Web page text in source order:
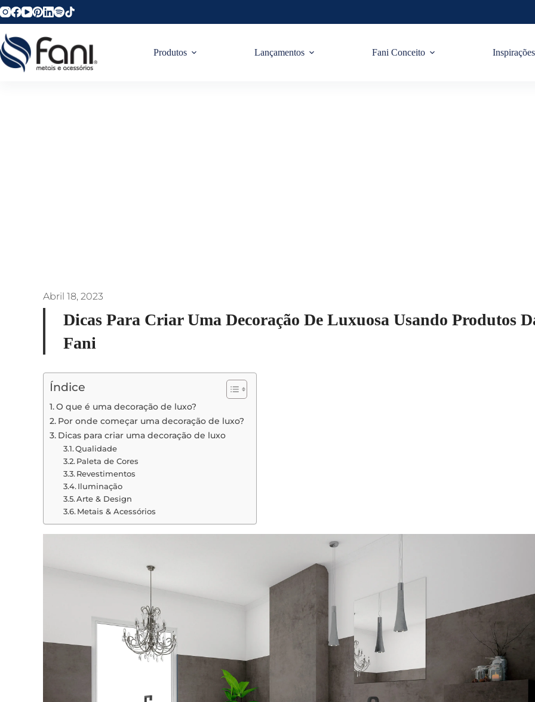
Produtos Lançamentos Fani Conceito Inspirações
Abril 18, 2023
Dicas Para Criar Uma Decoração De Luxuosa Usando Produtos
Fani
Índice
O que é uma decoração de luxo?
Por onde começar uma decoração de luxo?
Dicas para criar uma decoração de luxo
Qualidade
Paleta de Cores
Revestimentos
Iluminação
Arte & Design
Metais & Acessórios